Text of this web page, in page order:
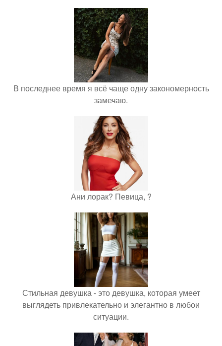
В последнее время я всё чаще одну закономерность
замечаю.
Ани лорак? Певица, ?
Стильная девушка - это девушка, которая умеет
выглядеть привлекательно и элегантно в любои
ситуации.